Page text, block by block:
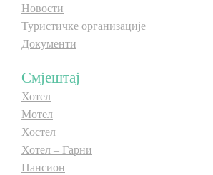
Новости
Туристичке организације
Документи
Смјештај
Хотел
Мотел
Хостел
Хотел – Гарни
Пансион